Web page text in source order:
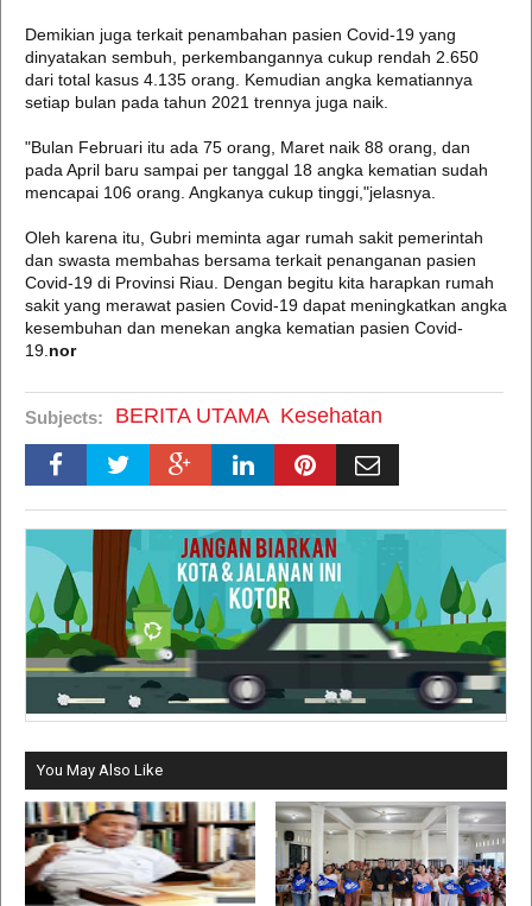
Demikian juga terkait penambahan pasien Covid-19 yang
dinyatakan sembuh, perkembangannya cukup rendah 2.650
dari total kasus 4.135 orang. Kemudian angka kematiannya
setiap bulan pada tahun 2021 trennya juga naik.
"Bulan Februari itu ada 75 orang, Maret naik 88 orang, dan
pada April baru sampai per tanggal 18 angka kematian sudah
mencapai 106 orang. Angkanya cukup tinggi,"jelasnya.
Oleh karena itu, Gubri meminta agar rumah sakit pemerintah
dan swasta membahas bersama terkait penanganan pasien
Covid-19 di Provinsi Riau. Dengan begitu kita harapkan rumah
sakit yang merawat pasien Covid-19 dapat meningkatkan angka
kesembuhan dan menekan angka kematian pasien Covid-
19. nor
Subjects: BERITA UTAMA Kesehatan
You May Also Like